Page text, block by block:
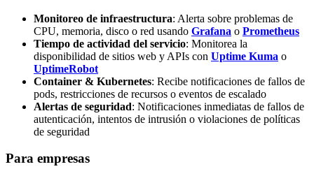
Monitoreo de infraestructura: Alerta sobre problemas de
CPU, memoria, disco o red usando Grafana o Prometheus
Tiempo de actividad del servicio: Monitorea la
disponibilidad de sitios web y APIs con Uptime Kuma o
UptimeRobot
Container & Kubernetes: Recibe notificaciones de fallos de
pods, restricciones de recursos o eventos de escalado
Alertas de seguridad: Notificaciones inmediatas de fallos de
autenticación, intentos de intrusión o violaciones de políticas
de seguridad
Para empresas